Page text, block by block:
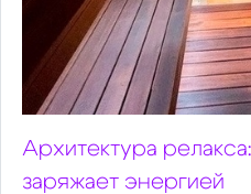
Архитектура
заряжает энергией